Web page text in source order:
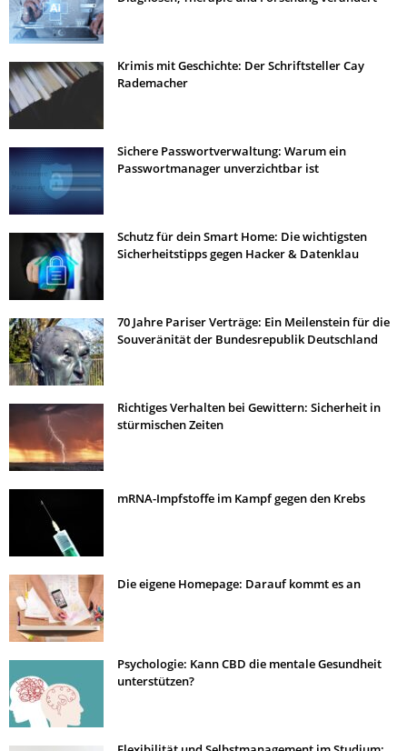
Krimis mit Geschichte: Der Schriftsteller Cay
Rademacher
Sichere Passwortverwaltung: Warum ein
Passwortmanager unverzichtbar ist
Schutz für dein Smart Home: Die wichtigsten
Sicherheitstipps gegen Hacker & Datenklau
70 Jahre Pariser Verträge: Ein Meilenstein für die
Souveränität der Bundesrepublik Deutschland
Richtiges Verhalten bei Gewittern: Sicherheit in
stürmischen Zeiten
mRNA-Impfstoffe im Kampf gegen den Krebs
Die eigene Homepage: Darauf kommt es an
Psychologie: Kann CBD die mentale Gesundheit
unterstützen?